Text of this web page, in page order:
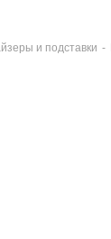
и подставки -